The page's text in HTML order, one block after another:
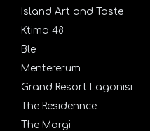
Island Art and Taste
Ktima 48
Ble
Mentererum
Grand Resort Lagonisi
The Residennce
The Margi